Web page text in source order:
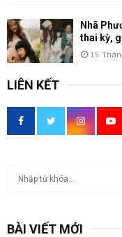
Nhã
thai kỳ,
15
LIÊN KẾT
BÀI VIẾT MỚI